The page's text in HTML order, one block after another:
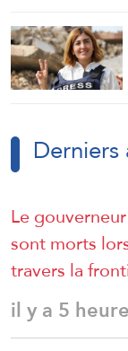
Le
sont morts
travers la
il y a 5